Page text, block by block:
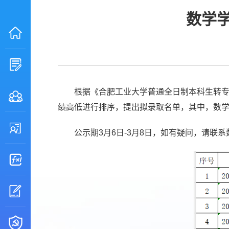
数学
根据《合肥工业大学普通全日制本科生转
绩高低进行排序，提出拟录取名单，其中，数
公示期3月6日-3月8日，如有疑问，请联